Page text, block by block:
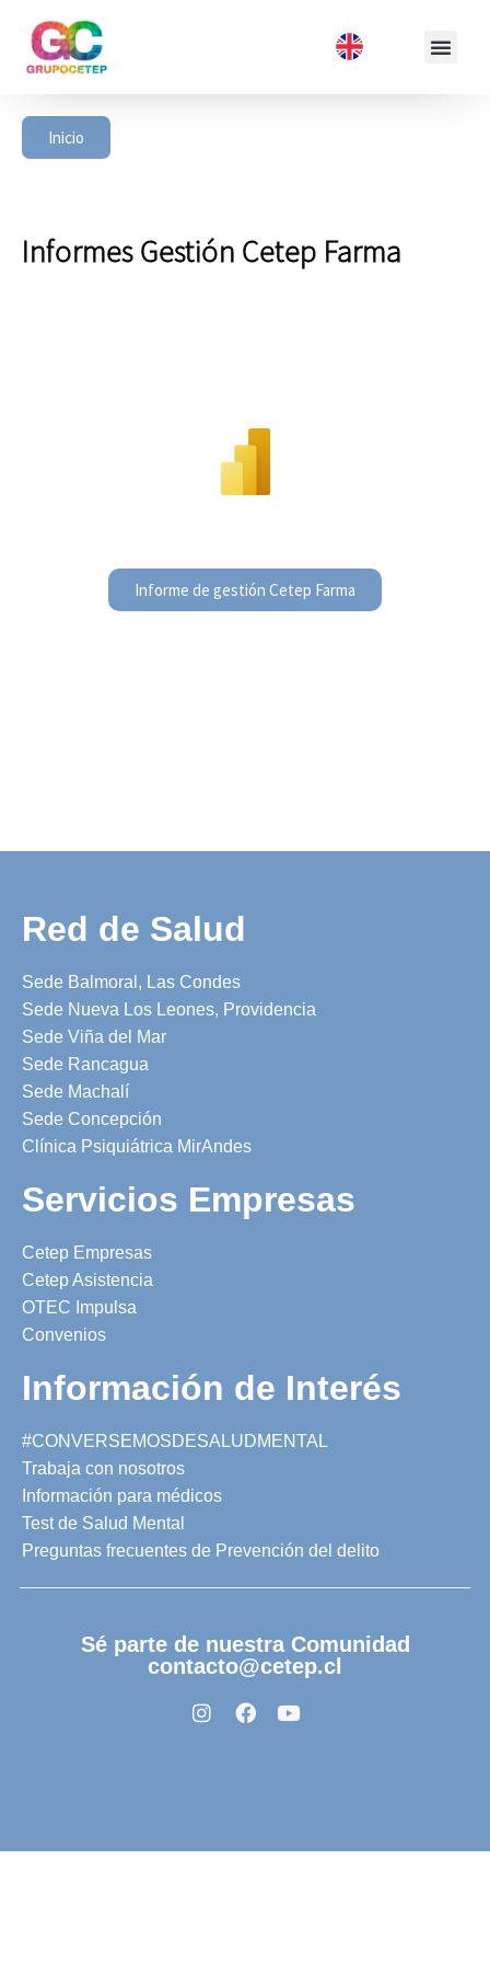
Inicio
Informes Gestión Cetep Farma
Informe de gestión Cetep Farma
Red de Salud
Sede Balmoral, Las Condes
Sede Nueva Los Leones, Providencia
Sede Viña del Mar
Sede Rancagua
Sede Machalí
Sede Concepción
Clínica Psiquiátrica MirAndes
Servicios Empresas
Cetep Empresas
Cetep Asistencia
OTEC Impulsa
Convenios
Información de Interés
#CONVERSEMOSDESALUDMENTAL
Trabaja con nosotros
Información para médicos
Test de Salud Mental
Preguntas frecuentes de Prevención del delito
Sé parte de nuestra Comunidad
contacto@cetep.cl